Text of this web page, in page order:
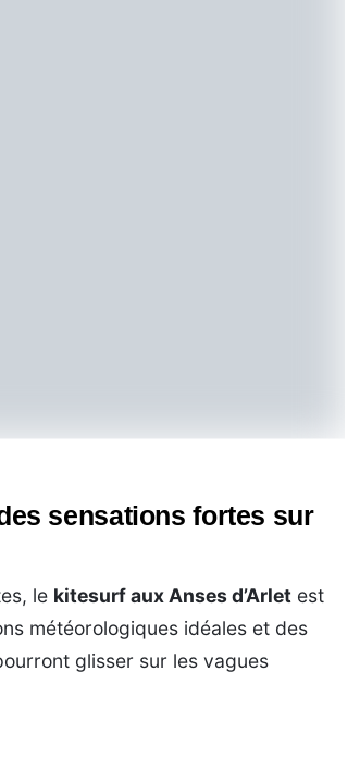
sensations fortes sur
le kitesurf aux Anses d’Arlet est
météorologiques idéales et des
glisser sur les vagues